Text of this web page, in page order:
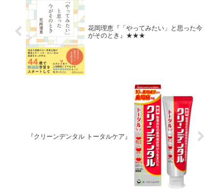
花岡理恵『「やってみたい」と思った今
がそのとき』★★★
『クリーンデンタル トータルケア』